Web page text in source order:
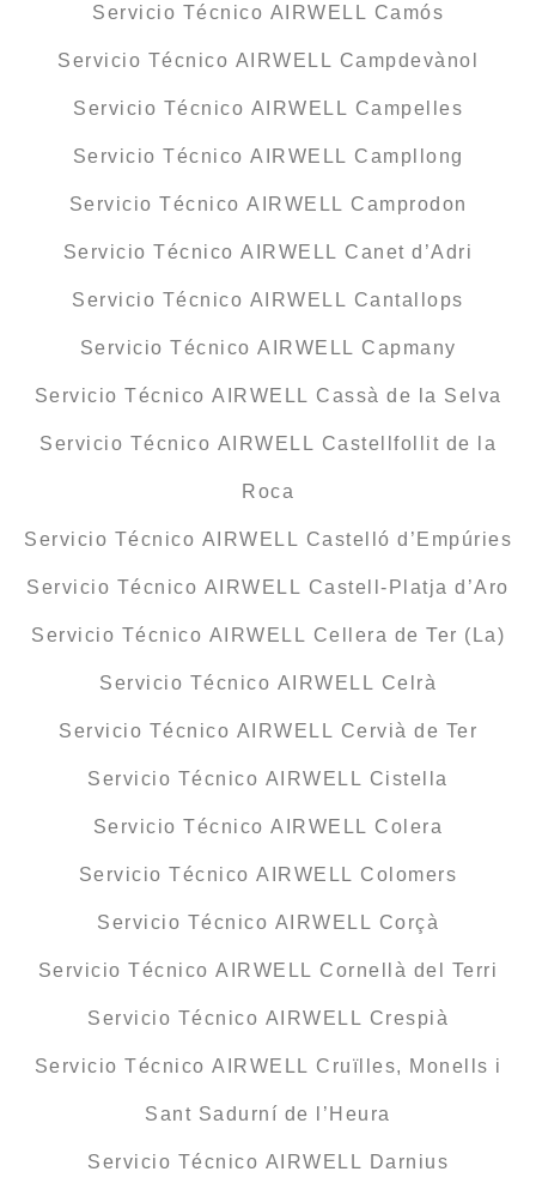
Servicio Técnico AIRWELL Camós
Servicio Técnico AIRWELL Campdevànol
Servicio Técnico AIRWELL Campelles
Servicio Técnico AIRWELL Campllong
Servicio Técnico AIRWELL Camprodon
Servicio Técnico AIRWELL Canet d’Adri
Servicio Técnico AIRWELL Cantallops
Servicio Técnico AIRWELL Capmany
Servicio Técnico AIRWELL Cassà de la Selva
Servicio Técnico AIRWELL Castellfollit de la
Roca
Servicio Técnico AIRWELL Castelló d’Empúries
Servicio Técnico AIRWELL Castell-Platja d’Aro
Servicio Técnico AIRWELL Cellera de Ter (La)
Servicio Técnico AIRWELL Celrà
Servicio Técnico AIRWELL Cervià de Ter
Servicio Técnico AIRWELL Cistella
Servicio Técnico AIRWELL Colera
Servicio Técnico AIRWELL Colomers
Servicio Técnico AIRWELL Corçà
Servicio Técnico AIRWELL Cornellà del Terri
Servicio Técnico AIRWELL Crespià
Servicio Técnico AIRWELL Cruïlles, Monells i
Sant Sadurní de l’Heura
Servicio Técnico AIRWELL Darnius